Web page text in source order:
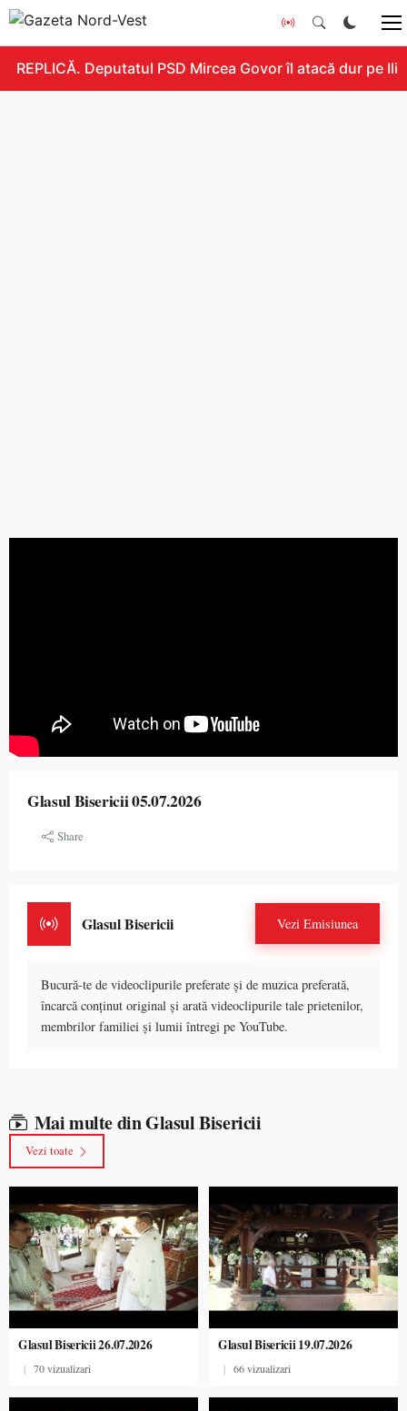
REPLICĂ. Deputatul PSD Mircea Govor îl atacă dur pe
Glasul Bisericii 05.07.2026
Share
Glasul Bisericii Vezi Emisiunea
Bucură-te de videoclipurile preferate și de muzica preferată,
încarcă conținut original și arată videoclipurile tale prietenilor,
membrilor familiei și lumii întregi pe YouTube.
Mai multe din Glasul Bisericii
Vezi toate
Glasul Bisericii 26.07.2026
| 70 vizualizari
Glasul Bisericii 19.07.2026
| 66 vizualizari